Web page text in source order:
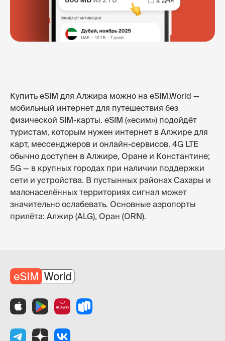
Купить eSIM для Алжира можно на eSIM.World —
мобильный интернет для путешествия без
физической SIM-карты. eSIM («есим») подойдёт
туристам, которым нужен интернет в Алжире для
карт, мессенджеров и онлайн-сервисов. 4G LTE
обычно доступен в Алжире, Оране и Константине;
5G — в крупных городах при наличии поддержки
сети и устройства. В пустынных районах Сахары и
малонаселённых территориях сигнал может
значительно ослабевать. Основные аэропорты
прилёта: Алжир (ALG), Оран (ORN).